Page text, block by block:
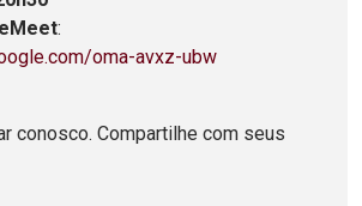
:
oma-avxz-ubw
conosco. Compartilhe com seus